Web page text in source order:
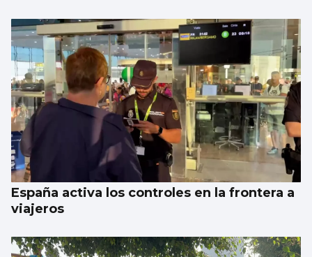
España activa los controles en la frontera a
viajeros